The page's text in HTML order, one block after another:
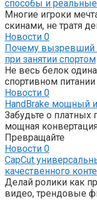
способы и
Многие игроки
скинами, не тратя
Новости 0
Почему вызревший
при занятии спортом
Не весь белок
спортивном
Новости 0
HandBrake мощный
Забудьте о платных
мощная
Превращайте
Новости 0
CapCut
качественного
Делай ролики как
видео, трендовые